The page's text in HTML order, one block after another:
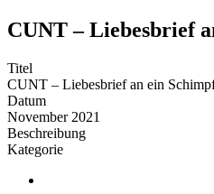
CUNT – Liebesbrief
Titel
CUNT – Liebesbrief an ein
Datum
November 2021
Beschreibung
Kategorie